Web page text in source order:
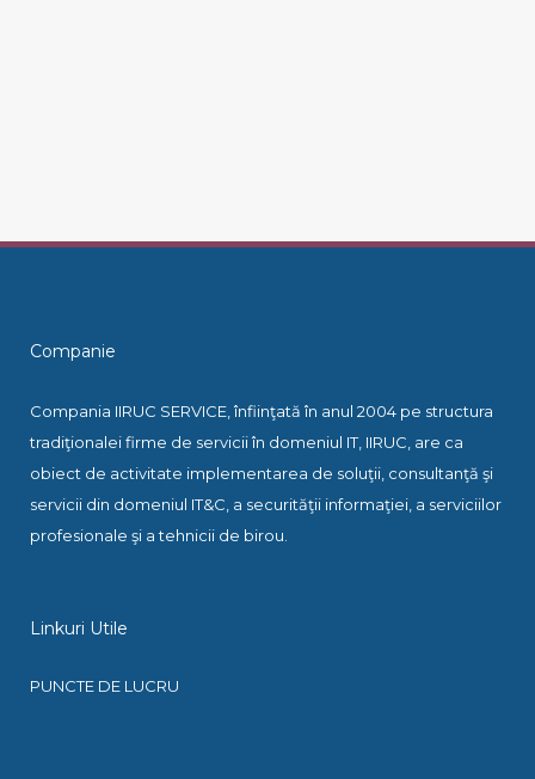
Companie
Compania IIRUC SERVICE, înfiinţată în anul 2004 pe structura
tradiţionalei firme de servicii în domeniul IT, IIRUC, are ca
obiect de activitate implementarea de soluţii, consultanţă şi
servicii din domeniul IT&C, a securităţii informaţiei, a serviciilor
profesionale şi a tehnicii de birou.
Linkuri Utile
PUNCTE DE LUCRU